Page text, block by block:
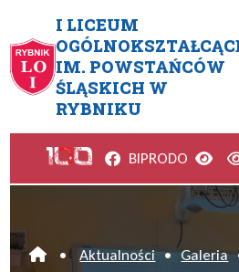
I LICEUM
IM. POWSTAŃCÓW
ŚLĄSKICH W
RYBNIKU
Mikołajki 2021
Facebook
BIPRODO
Home
• Aktualności • Galeria